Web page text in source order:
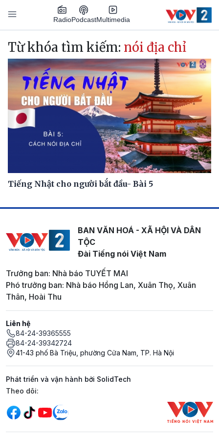
Nhảy đến nội dung
RadioPodcastMultimedia
Main navigation
Từ khóa tìm kiếm: nói địa chỉ
Tiếng Nhật cho người bắt đầu- Bài 5
BAN VĂN HOÁ - XÃ HỘI VÀ DÂN
TỘC
Đài Tiếng nói Việt Nam
Trưởng ban: Nhà báo TUYẾT MAI
Phó trưởng ban: Nhà báo Hồng Lan, Xuân Thọ, Xuân
Thân, Hoài Thu
Liên hệ
84-24-39365555
84-24-39342724
41-43 phố Bà Triệu, phường Cửa Nam, TP. Hà Nội
Phát triển và vận hành bởi SolidTech
Mạng xã hội
Theo dõi: